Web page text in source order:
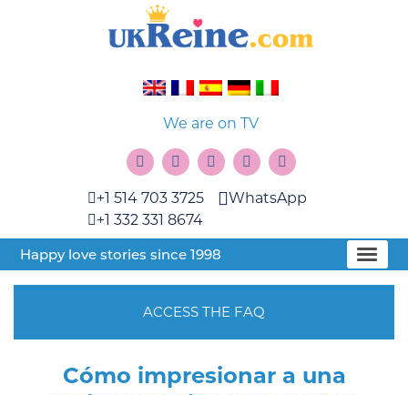
We are on TV
+1 514 703 3725
+1 332 331 8674
WhatsApp
Happy love stories since 1998
ACCESS THE FAQ
Cómo impresionar a una